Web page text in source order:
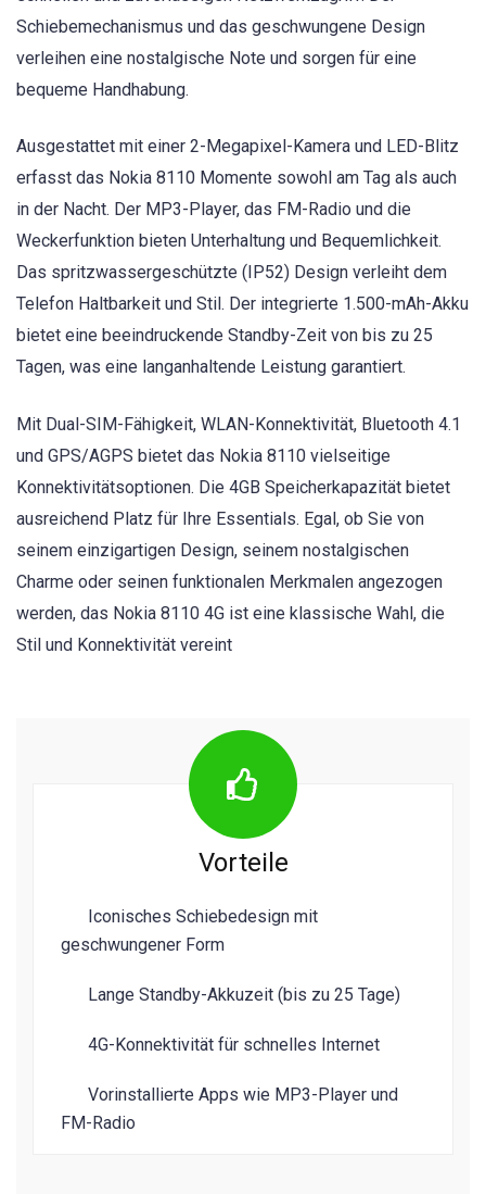
Schiebemechanismus und das geschwungene Design
verleihen eine nostalgische Note und sorgen für eine
bequeme Handhabung.
Ausgestattet mit einer 2-Megapixel-Kamera und LED-Blitz
erfasst das Nokia 8110 Momente sowohl am Tag als auch
in der Nacht. Der MP3-Player, das FM-Radio und die
Weckerfunktion bieten Unterhaltung und Bequemlichkeit.
Das spritzwassergeschützte (IP52) Design verleiht dem
Telefon Haltbarkeit und Stil. Der integrierte 1.500-mAh-Akku
bietet eine beeindruckende Standby-Zeit von bis zu 25
Tagen, was eine langanhaltende Leistung garantiert.
Mit Dual-SIM-Fähigkeit, WLAN-Konnektivität, Bluetooth 4.1
und GPS/AGPS bietet das Nokia 8110 vielseitige
Konnektivitätsoptionen. Die 4GB Speicherkapazität bietet
ausreichend Platz für Ihre Essentials. Egal, ob Sie von
seinem einzigartigen Design, seinem nostalgischen
Charme oder seinen funktionalen Merkmalen angezogen
werden, das Nokia 8110 4G ist eine klassische Wahl, die
Stil und Konnektivität vereint
Vorteile
Iconisches Schiebedesign mit
geschwungener Form
Lange Standby-Akkuzeit (bis zu 25 Tage)
4G-Konnektivität für schnelles Internet
Vorinstallierte Apps wie MP3-Player und
FM-Radio